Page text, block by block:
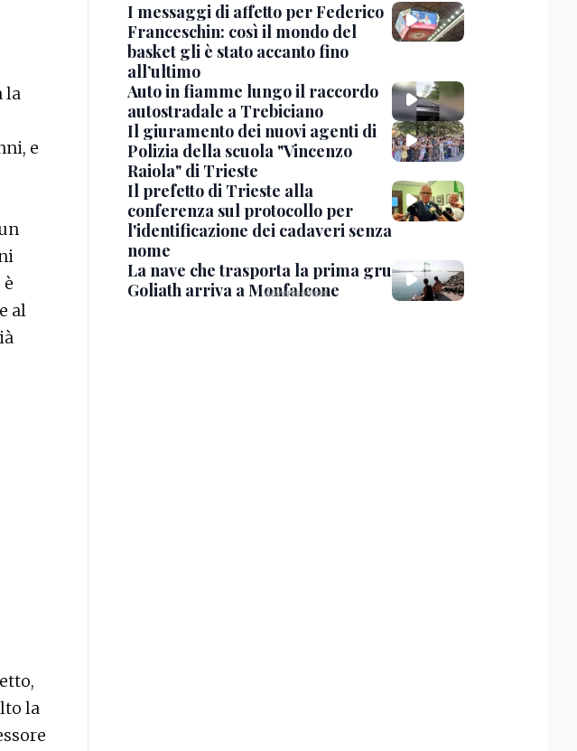
la
e
al
la
I messaggi di affetto per Federico
Franceschin: così il mondo del
basket gli è stato accanto fino
all’ultimo
Auto in fiamme lungo il raccordo
autostradale a Trebiciano
Il giuramento dei nuovi agenti di
Polizia della scuola "Vincenzo
Raiola" di Trieste
Il prefetto di Trieste alla
conferenza sul protocollo per
l'identificazione dei cadaveri senza
nome
La nave che trasporta la prima gru
Goliath arriva a Monfalcone